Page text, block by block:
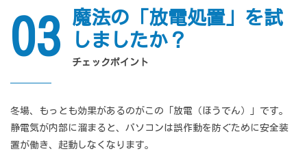
03
魔法の「放電処置」を試
しましたか？
チェックポイント
冬場、もっとも効果があるのがこの「放電（ほうでん）」です。
静電気が内部に溜まると、パソコンは誤作動を防ぐために安全装
置が働き、起動しなくなります。